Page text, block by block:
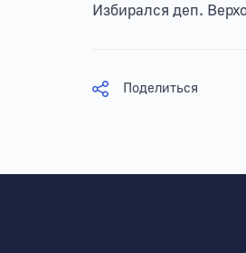
Избирался деп.
Поделиться